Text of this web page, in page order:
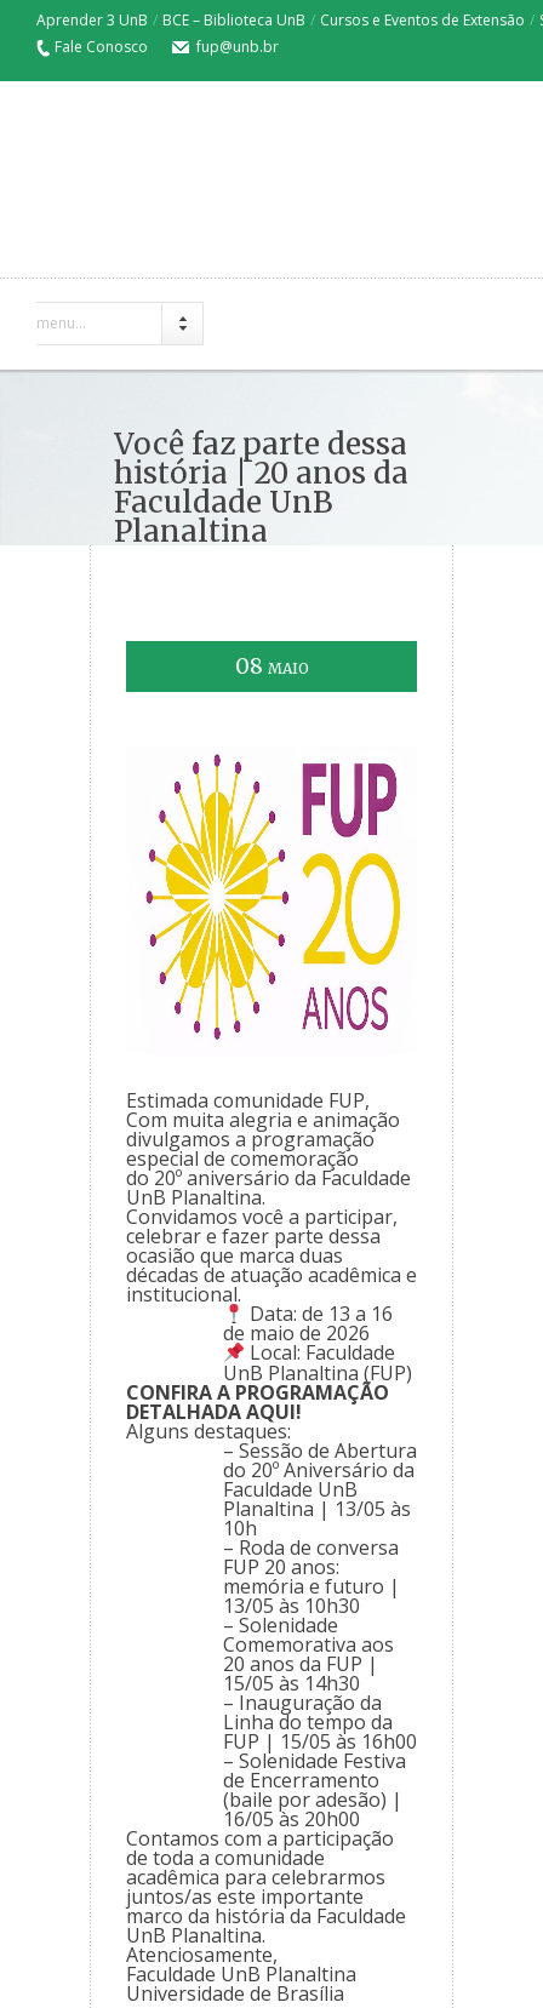
Aprender 3 UnB / BCE – Biblioteca UnB / Cursos e Eventos de Extensão /
Fale Conosco
fup@unb.br
menu...
Você faz parte dessa
história | 20 anos da
Faculdade UnB
Planaltina
08 MAIO
Estimada comunidade FUP,
Com muita alegria e animação
divulgamos a programação
especial de comemoração
do20º aniversário da Faculdade
UnB Planaltina.
Convidamos você a participar,
celebrar e fazer parte dessa
ocasião que marca duas
décadas de atuação acadêmica e
institucional.
Data: de 13 a 16
de maio de 2026
Local: Faculdade
UnB Planaltina (FUP)
CONFIRA A PROGRAMAÇÃO
DETALHADA AQUI!
Alguns destaques:
– Sessão de Abertura
do 20º Aniversário da
Faculdade UnB
Planaltina | 13/05 às
10h
– Roda de conversa
FUP 20 anos:
memória e futuro |
13/05 às 10h30
– Solenidade
Comemorativa aos
20 anos da FUP |
15/05 às 14h30
– Inauguração da
Linha do tempo da
FUP | 15/05 às 16h00
– Solenidade Festiva
de Encerramento
(baile por adesão) |
16/05 às 20h00
Contamos com a participação
de toda a comunidade
acadêmica para celebrarmos
juntos/as este importante
marco da história da Faculdade
UnB Planaltina.
Atenciosamente,
Faculdade UnB Planaltina
Universidade de Brasília